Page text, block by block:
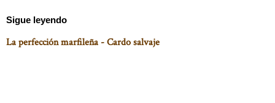
Sigue leyendo
La perfección marfileña - Cardo salvaje